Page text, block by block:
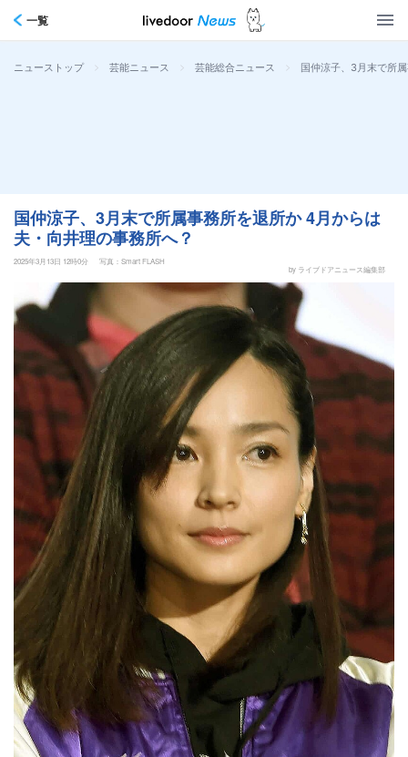
一覧
ニューストップ > 芸能ニュース > 芸能総合ニュース > 国仲涼子、3月末で所
国仲涼子、3月末で所属事務所を退所か 4月からは
夫・向井理の事務所へ？
2025年3月13日 12時0分
写真：Smart FLASH
by ライブドアニュース編集部